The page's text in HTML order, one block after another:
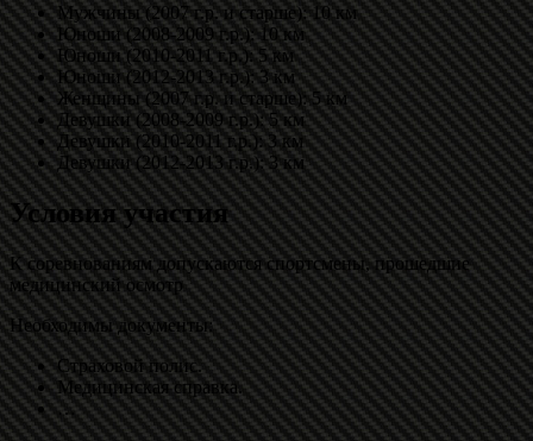
Мужчины (2007 г.р. и старше): 10 км
Юноши (2008-2009 г.р.): 10 км
Юноши (2010-2011 г.р.): 5 км
Юноши (2012-2013 г.р.): 3 км
Женщины (2007 г.р. и старше): 5 км
Девушки (2008-2009 г.р.): 5 км
Девушки (2010-2011 г.р.): 3 км
Девушки (2012-2013 г.р.): 3 км
Условия участия
К соревнованиям допускаются спортсмены, прошедшие
медицинский осмотр
Необходимы документы:
Страховой полис.
Медицинская справка.
…